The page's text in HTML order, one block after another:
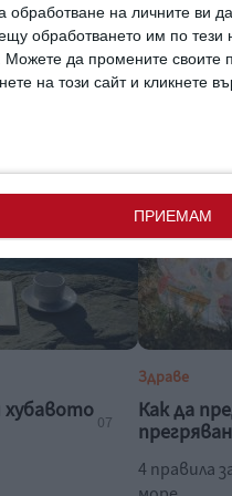
обработване на личните ви
обработването им по тези
да промените своите
на този сайт и кликнете
ПРИЕМАМ
ги чисти в
Актьорът
запознали
07 август
07
Здраве
Как да
4 правила